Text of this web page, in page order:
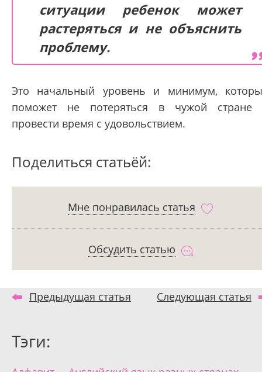
ситуации ребенок может
растеряться и не объяснить
проблему.
Это начальный уровень и минимум,
поможет не потеряться в чужой стране
провести время с удовольствием.
Поделиться статьёй:
Мне понравилась статья
Обсудить статью
Предыдущая статья Следующая статья
Тэги: